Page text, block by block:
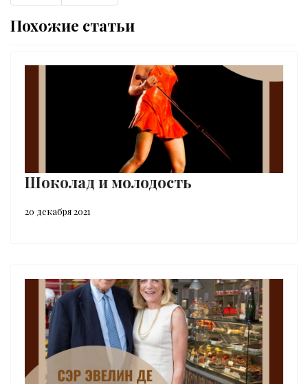
Похожие статьи
Шоколад и молодость
20 декабря 2021